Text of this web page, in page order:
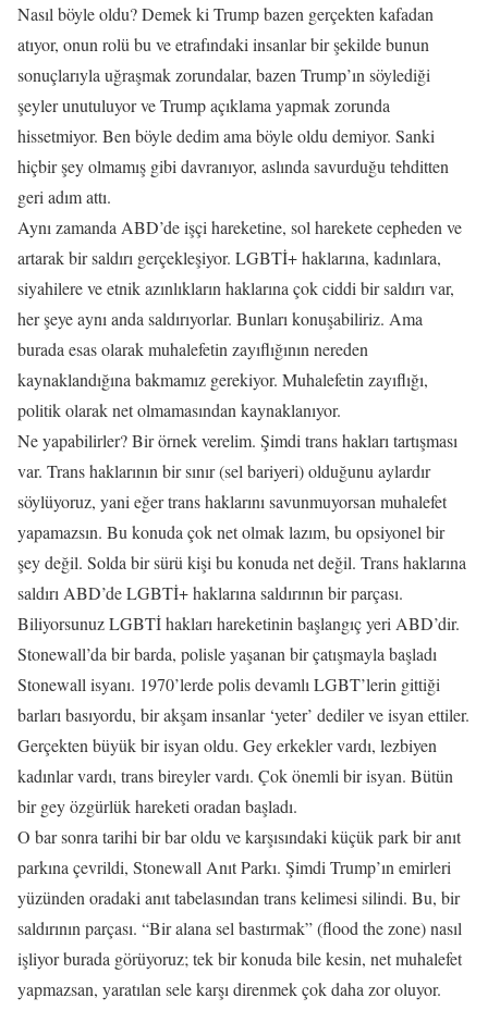
Nasıl böyle oldu? Demek ki Trump bazen gerçekten kafadan
atıyor, onun rolü bu ve etrafındaki insanlar bir şekilde bunun
sonuçlarıyla uğraşmak zorundalar, bazen Trump’ın söylediği
şeyler unutuluyor ve Trump açıklama yapmak zorunda
hissetmiyor. Ben böyle dedim ama böyle oldu demiyor. Sanki
hiçbir şey olmamış gibi davranıyor, aslında savurduğu tehditten
geri adım attı.
Aynı zamanda ABD’de işçi hareketine, sol harekete cepheden ve
artarak bir saldırı gerçekleşiyor. LGBTİ+ haklarına, kadınlara,
siyahilere ve etnik azınlıkların haklarına çok ciddi bir saldırı var,
her şeye aynı anda saldırıyorlar. Bunları konuşabiliriz. Ama
burada esas olarak muhalefetin zayıflığının nereden
kaynaklandığına bakmamız gerekiyor. Muhalefetin zayıflığı,
politik olarak net olmamasından kaynaklanıyor.
Ne yapabilirler? Bir örnek verelim. Şimdi trans hakları tartışması
var. Trans haklarının bir sınır (sel bariyeri) olduğunu aylardır
söylüyoruz, yani eğer trans haklarını savunmuyorsan muhalefet
yapamazsın. Bu konuda çok net olmak lazım, bu opsiyonel bir
şey değil. Solda bir sürü kişi bu konuda net değil. Trans haklarına
saldırı ABD’de LGBTİ+ haklarına saldırının bir parçası.
Biliyorsunuz LGBTİ hakları hareketinin başlangıç yeri ABD’dir.
Stonewall’da bir barda, polisle yaşanan bir çatışmayla başladı
Stonewall isyanı. 1970’lerde polis devamlı LGBT’lerin gittiği
barları basıyordu, bir akşam insanlar ‘yeter’ dediler ve isyan ettiler.
Gerçekten büyük bir isyan oldu. Gey erkekler vardı, lezbiyen
kadınlar vardı, trans bireyler vardı. Çok önemli bir isyan. Bütün
bir gey özgürlük hareketi oradan başladı.
O bar sonra tarihi bir bar oldu ve karşısındaki küçük park bir anıt
parkına çevrildi, Stonewall Anıt Parkı. Şimdi Trump’ın emirleri
yüzünden oradaki anıt tabelasından trans kelimesi silindi. Bu, bir
saldırının parçası. “Bir alana sel bastırmak” (flood the zone) nasıl
işliyor burada görüyoruz; tek bir konuda bile kesin, net muhalefet
yapmazsan, yaratılan sele karşı direnmek çok daha zor oluyor.